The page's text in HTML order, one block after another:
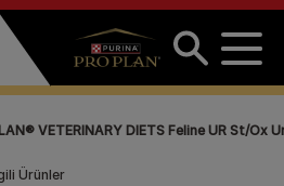
VETERINARY DIETS Feline UR St/Ox
Ürünler